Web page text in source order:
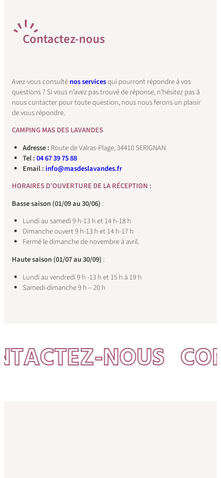
H
A
Contactez-nous
Avez-vous consulténos servicesqui pourront répondre à vos
questions ? Si vous n’avez pas trouvé de réponse, n’hésitez pas à
nous contacter pour toute question, nous nous ferons un plaisir
de vous répondre.
CAMPING MAS DES LAVANDES
Adresse : Route de Valras-Plage, 34410 SERIGNAN
Tel :04 67 39 75 88
Email : info@masdeslavandes.fr
HORAIRES D’OUVERTURE DE LA RÉCEPTION :
Basse saison (01/09 au 30/06) :
Lundi au samedi 9 h-13 h et 14 h-18 h
Dimanche ouvert 9 h-13 h et 14 h-17 h
Fermé le dimanche de novembre à avril.
Haute saison (01/07 au 30/09) :
Lundi au vendredi 9 h -13 h et 15 h à 19 h
Samedi-dimanche 9 h – 20 h
NOUS